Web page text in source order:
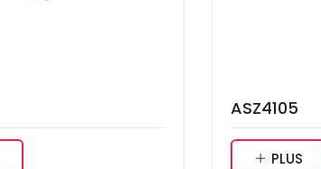
ASZ4105
PLUS